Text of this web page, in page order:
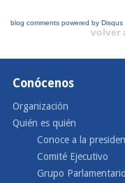
blog comments powered by Disqus
volver
Conócenos
Organización
Quién es quién
Conoce a la
Comité Ejecutivo
Grupo